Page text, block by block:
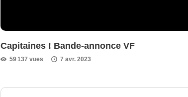
Capitaines ! Bande-annonce VF
59 137 vues 7 avr. 2023